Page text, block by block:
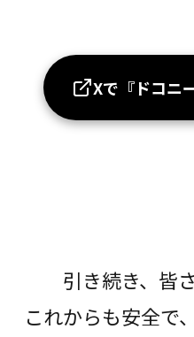
Xで『ドコニ
引き続き、皆
これからも安全で